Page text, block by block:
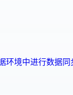
环境中进行数据